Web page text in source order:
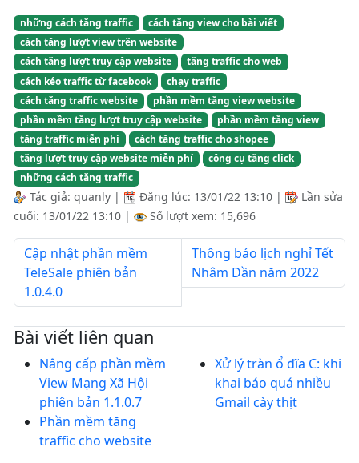
những cách tăng traffic
cách tăng view cho bài viết
cách tăng lượt view trên website
cách tăng lượt truy cập website
tăng traffic cho web
cách kéo traffic từ facebook
chạy traffic
cách tăng traffic website
phần mềm tăng view website
phần mềm tăng lượt truy cập website
phần mềm tăng view
tăng traffic miễn phí
cách tăng traffic cho shopee
tăng lượt truy cập website miễn phí
công cụ tăng click
những cách tăng traffic
Tác giả: quanly | Đăng lúc: 13/01/22 13:10 |
Lần sửa
cuối: 13/01/22 13:10 | Số lượt xem: 15,696
Cập nhật phần mềm
TeleSale phiên bản
1.0.4.0
Thông báo lịch nghỉ Tết
Nhâm Dần năm 2022
Bài viết liên quan
Nâng cấp phần mềm
View Mạng Xã Hội
phiên bản 1.1.0.7
Phần mềm tăng
traffic cho website
Xử lý tràn ổ đĩa C: khi
khai báo quá nhiều
Gmail cày thịt